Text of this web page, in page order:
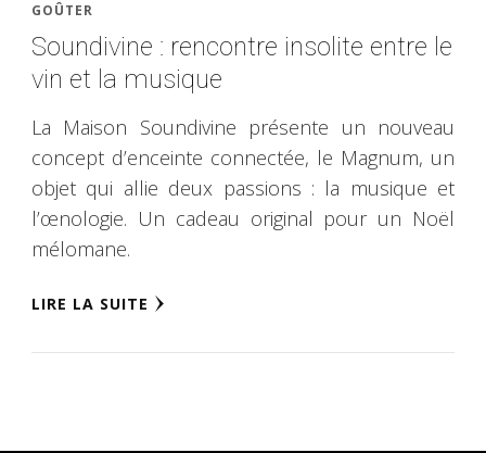
GOÛTER
Soundivine : rencontre insolite entre le
vin et la musique
La Maison Soundivine présente un nouveau
concept d’enceinte connectée, le Magnum, un
objet qui allie deux passions : la musique et
l’œnologie. Un cadeau original pour un Noël
mélomane.
LIRE LA SUITE